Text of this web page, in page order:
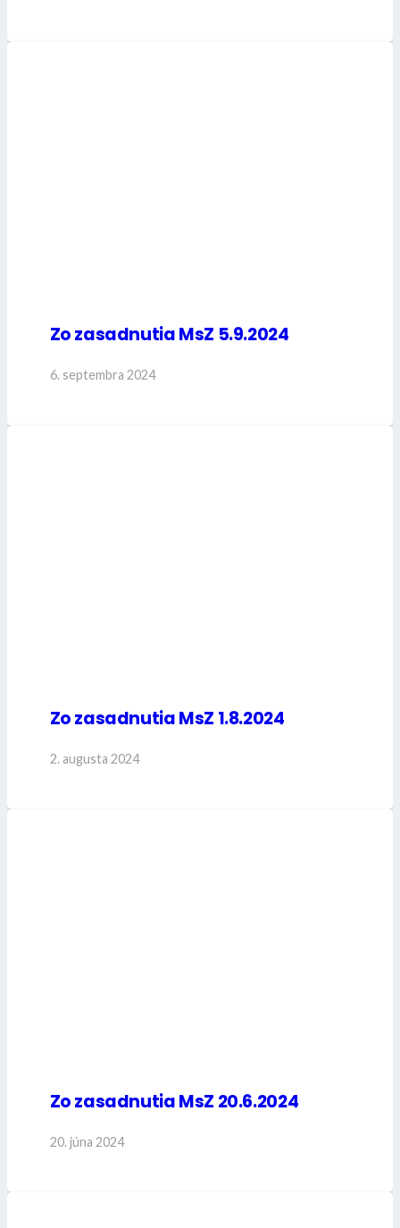
Zo zasadnutia MsZ 5.9.2024
6. septembra 2024
Zo zasadnutia MsZ 1.8.2024
2. augusta 2024
Zo zasadnutia MsZ 20.6.2024
20. júna 2024